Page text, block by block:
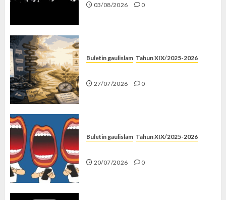
03/08/2026 0
Buletin gaulislam Tahun XIX/2025-2026
27/07/2026 0
Buletin gaulislam Tahun XIX/2025-2026
20/07/2026 0